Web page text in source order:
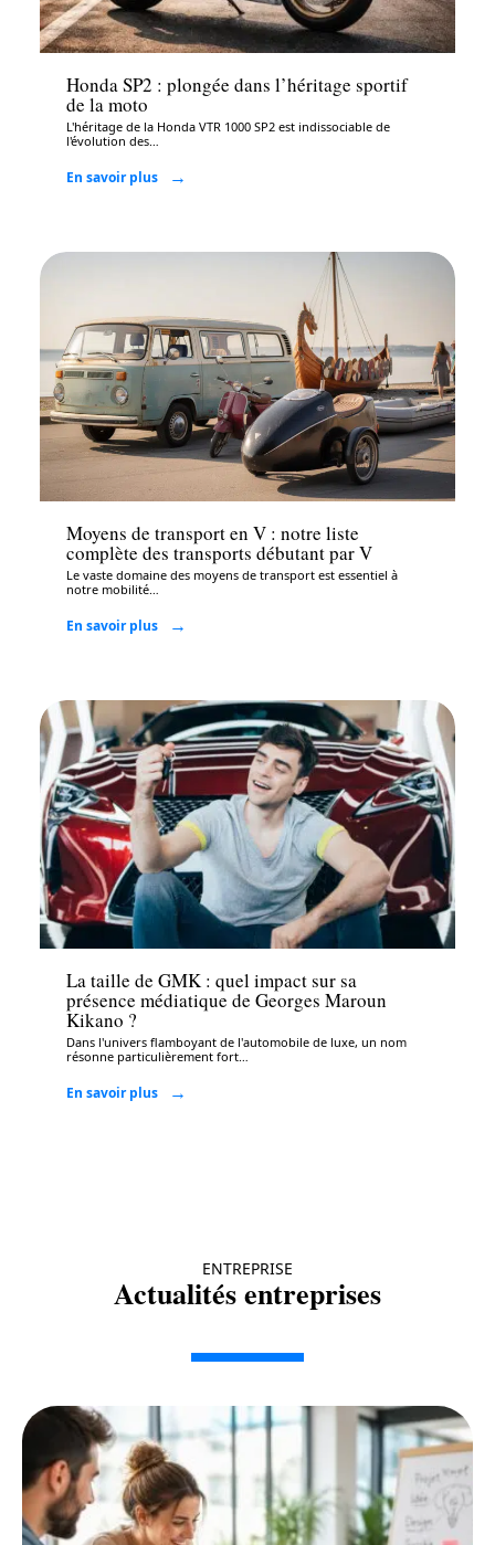
Auto
Honda SP2 : plongée dans l’héritage sportif
de la moto
L'héritage de la Honda VTR 1000 SP2 est indissociable de
l'évolution des
En savoir plus
Auto
Moyens de transport en V : notre liste
complète des transports débutant par V
Le vaste domaine des moyens de transport est essentiel à
notre mobilité
En savoir plus
Auto
La taille de GMK : quel impact sur sa
présence médiatique de Georges Maroun
Kikano ?
Dans l'univers flamboyant de l'automobile de luxe, un nom
résonne particulièrement fort…
En savoir plus
ENTREPRISE
Actualités entreprises